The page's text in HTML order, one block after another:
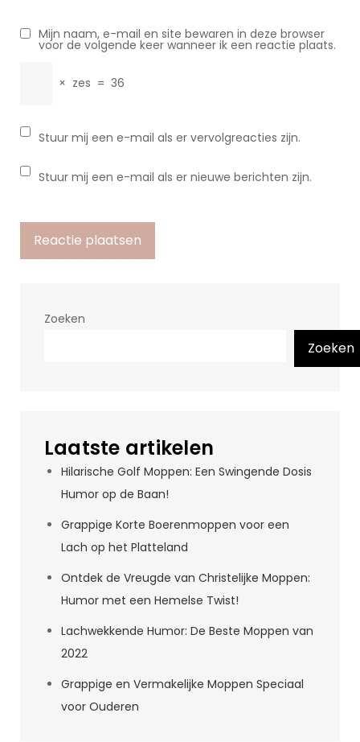
Mijn naam, e-mail en site bewaren in deze browser
voor de volgende keer wanneer ik een reactie plaats.
× zes = 36
Stuur mij een e-mail als er vervolgreacties zijn.
Stuur mij een e-mail als er nieuwe berichten zijn.
Zoeken
Zoeken
Laatste artikelen
Hilarische Golf Moppen: Een Swingende Dosis
Humor op de Baan!
Grappige Korte Boerenmoppen voor een
Lach op het Platteland
Ontdek de Vreugde van Christelijke Moppen:
Humor met een Hemelse Twist!
Lachwekkende Humor: De Beste Moppen van
2022
Grappige en Vermakelijke Moppen Speciaal
voor Ouderen